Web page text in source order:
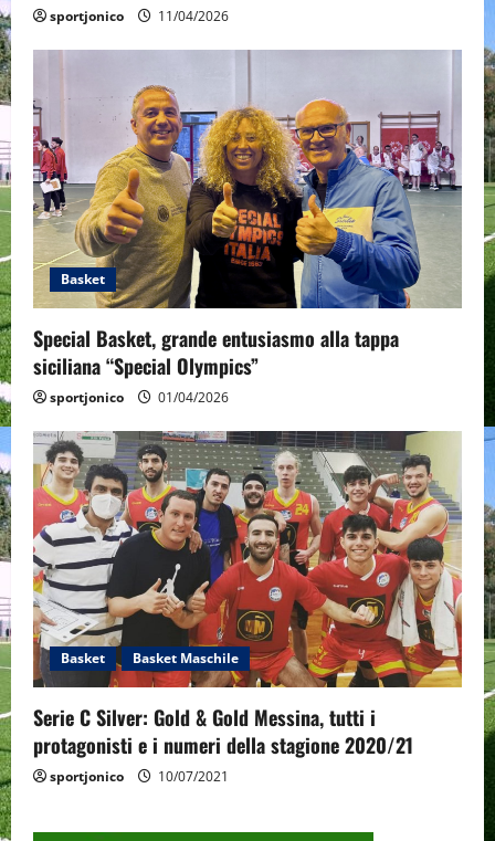
sportjonico 11/04/2026
Basket
Special Basket, grande entusiasmo alla tappa
siciliana “Special Olympics”
sportjonico 01/04/2026
Basket Basket Maschile
Serie C Silver: Gold & Gold Messina, tutti i
protagonisti e i numeri della stagione 2020/21
sportjonico 10/07/2021